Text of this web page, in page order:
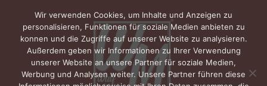
Wir verwenden Cookies, um Inhalte und Anzeigen zu
personalisieren, Funktionen für soziale Medien anbieten zu
konnen und die Zugriffe auf unserer Website zu analysieren.
Außerdem geben wir Informationen zu Ihrer Verwendung
unserer Website an unsere Partner für soziale Medien,
Werbung und Analysen weiter. Unsere Partner führen diese